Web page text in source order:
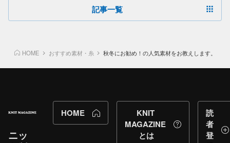
記事一覧
HOME おすすめ素材・糸 秋冬にお勧め！の人気素材をお教えします。
ニッ
HOME
KNIT
MAGAZINE
とは
読
者
登